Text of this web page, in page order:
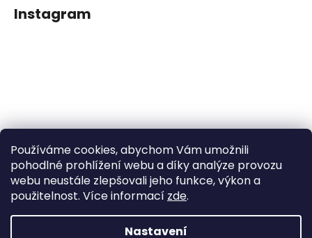
Používáme cookies, abychom Vám umožnili
pohodlné prohlížení webu a díky analýze provozu
webu neustále zlepšovali jeho funkce, výkon a
použitelnost. Více informací zde.
Nastavení
Instagram
Sledovat na Instagramu
Facebook